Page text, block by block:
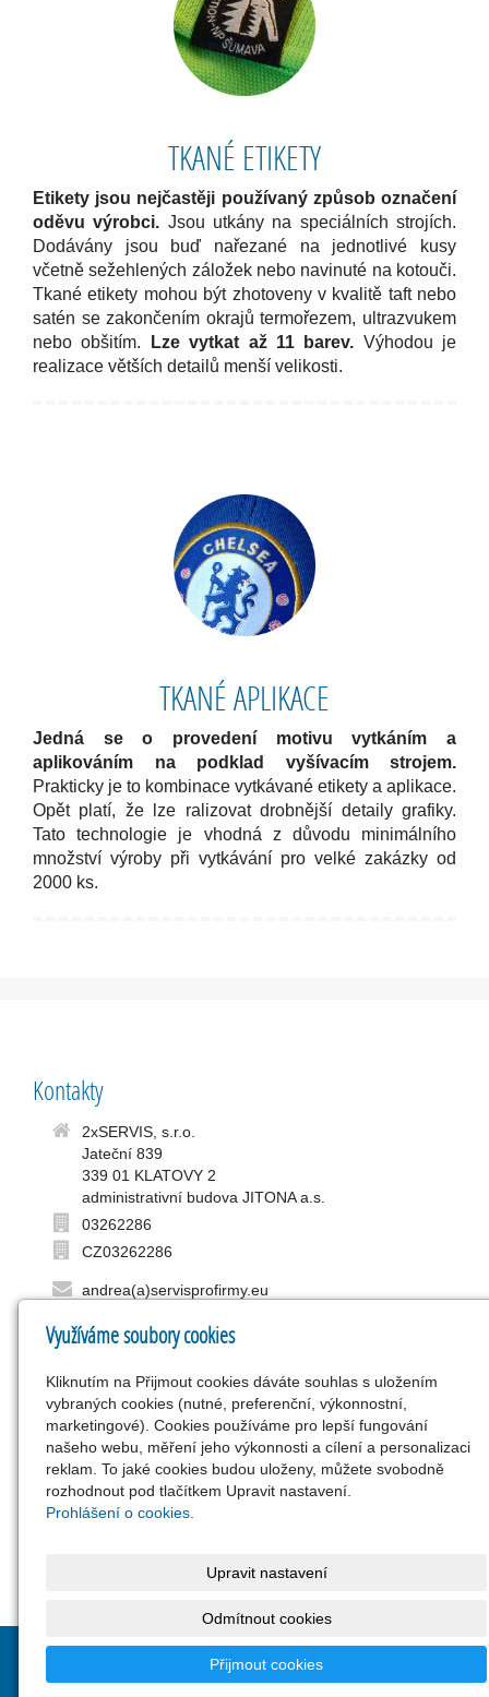
TKANÉ ETIKETY
Etikety jsou nejčastěji používaný způsob označení
oděvu výrobci. Jsou utkány na speciálních strojích.
Dodávány jsou buď nařezané na jednotlivé kusy
včetně sežehlených záložek nebo navinuté na kotouči.
Tkané etikety mohou být zhotoveny v kvalitě taft nebo
satén se zakončením okrajů termořezem, ultrazvukem
nebo obšitím.
Lze vytkat až 11 barev. Výhodou je
realizace větších detailů menší velikosti.
TKANÉ APLIKACE
Jedná se o provedení motivu vytkáním a
aplikováním na podklad vyšívacím strojem.
Prakticky je to kombinace vytkávané etikety a aplikace.
Opět platí, že lze ralizovat drobnější detaily grafiky.
Tato technologie je vhodná z důvodu minimálního
množství výroby při vytkávání pro velké zakázky od
2000 ks.
Kontakty
2xSERVIS, s.r.o.
Jateční 839
339 01 KLATOVY 2
administrativní budova JITONA a.s.
03262286
CZ03262286
andrea(a)servisprofirmy.eu
Společnost zapsaná v OR vedeném Krajským
13.8.2014
© 20262xSERVIS, s.r.o.- STROJNÍ VYŠÍVANÍ PRO
REKLAMNÍ A FIREMNÍ ODĚVY|
Využíváme soubory cookies
Kliknutím na Přijmout cookies dáváte souhlas s uložením
vybraných cookies (nutné, preferenční, výkonnostní,
marketingové). Cookies používáme pro lepší fungování
našeho webu, měření jeho výkonnosti a cílení a personalizaci
reklam. To jaké cookies budou uloženy, můžete svobodně
rozhodnout pod tlačítkem Upravit nastavení.
Prohlášení o cookies.
Upravit nastavení
Odmítnout cookies
Přijmout cookies